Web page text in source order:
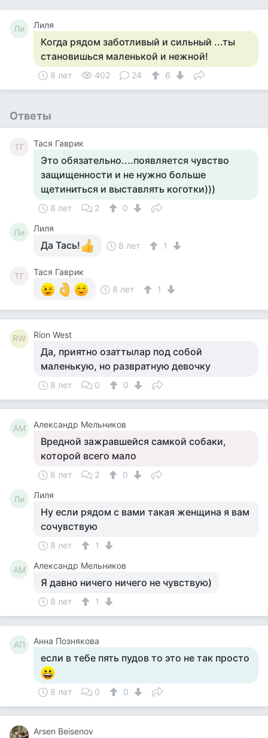
Ли Лиля
Когда рядом заботливый и сильный ...ты
становишься маленькой и нежной!
8 лет 402 24 6
Ответы
ТГ Тася Гаврик
Это обязательно....появляется чувство
защищенности и не нужно больше
щетиниться и выставлять коготки)))
8 лет 2 0
Ли Лиля
Да Тась! 8 лет 1
ТГ
Тася Гаврик
8 лет
1
RW Rion West
Да, приятно озаттылар под собой
маленькую, но развратную девочку
8 лет 0 0
АМ Александр Мельников
Вредной зажравшейся самкой собаки,
которой всего мало
8 лет 2 0
Ли Лиля
Ну если рядом с вами такая женщина я вам
сочувствую
8 лет 1
АМ Александр Мельников
Я давно ничего ничего не чувствую)
8 лет 1
АП Анна Познякова
если в тебе пять пудов то это не так просто
8 лет 0 0
Arsen Beisenov